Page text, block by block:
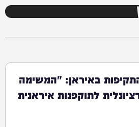
באיראן: "המשימה
לתוקפנות איראנית